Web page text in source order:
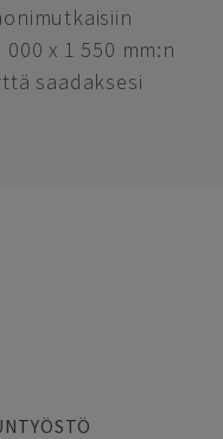
x 1 550 mm:n
saadaksesi